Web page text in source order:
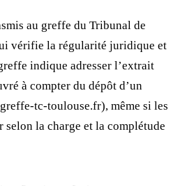
au greffe du Tribunal de
vérifie la régularité juridique et
indique adresser l’extrait
à compter du dépôt d’un
tc-toulouse.fr), même si les
selon la charge et la complétude